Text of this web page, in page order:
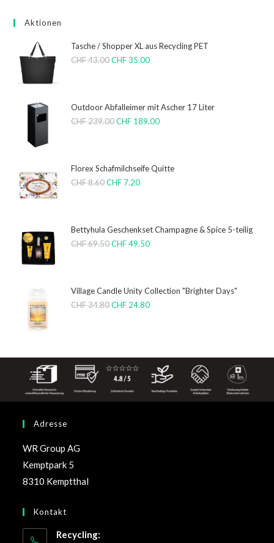
Aktionen
Tasche / Shopper XL aus Recycling PET
CHF43.00 CHF35.00
Outdoor Abfalleimer mit Ascher 17 Liter
CHF239.00 CHF 189.00
Florex Schafmilchseife Quitte
CHF8.60 CHF 7.20
Bettyhula Geschenkset Champagne & Spice 5-teilig
CHF69.50 CHF49.50
Village Candle Unity Collection "Brighter Days"
CHF34.80 CHF 24.80
Adresse
WR Group AG
Kemptpark 5
8310 Kemptthal
Kontakt
Recycling: